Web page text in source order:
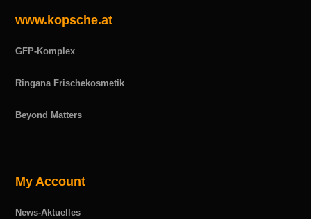
www.kopsche.at
GFP-Komplex
Ringana Frischekosmetik
Beyond Matters
My Account
News-Aktuelles